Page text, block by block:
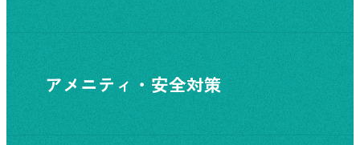
アメニティ・安全対策